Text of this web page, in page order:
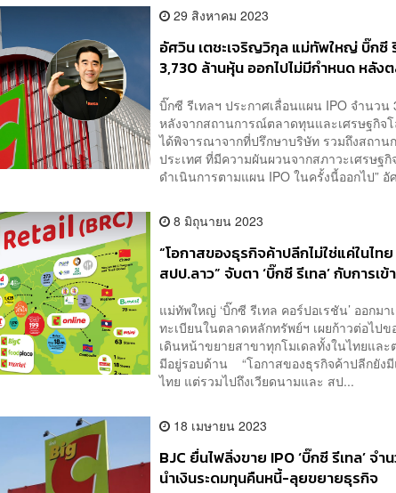
29 สิงหาคม 2023
อัศวิน เตชะเจริญวิกุล แม่ทัพใหญ่ บิ๊กซี
3,730 ล้านหุ้น ออกไปไม่มีกำหนด หลัง
บิ๊กซี รีเทลฯ ประกาศเลื่อนแผน IPO จำนว
หลังจากสถานการณ์ตลาดทุนและเศรษฐกิ
ได้พิจารณาจากที่ปรึกษาบริษัท รวมถึงสถา
ประเทศ ที่มีความผันผวนจากสภาวะเศรษฐ
ดำเนินการตามแผน IPO ในครั้งนี้ออกไป” อั
8 มิถุนายน 2023
“โอกาสของธุรกิจค้าปลีกไม่ใช่แค่ในไท
สปป.ลาว” จับตา ‘บิ๊กซี รีเทล’ กับการ
แม่ทัพใหญ่ ‘บิ๊กซี รีเทล คอร์ปอเรชัน’ ออกมา
ทะเบียนในตลาดหลักทรัพย์ฯ เผยก้าวต่อไป
เดินหน้าขยายสาขาทุกโมเดลทั้งในไทยและ
มีอยู่รอบด้าน “โอกาสของธุรกิจค้าปลีกยัง
ไทย แต่รวมไปถึงเวียดนามและ สป...
18 เมษายน 2023
BJC ยื่นไฟลิ่งขาย IPO ‘บิ๊กซี รีเทล’ จ
นำเงินระดมทุนคืนหนี้-ลุยขยายธุรกิจ